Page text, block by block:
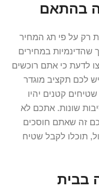
בהתאם
רק על פי תג המחיר
שהדינמיות במחירים
לדעת כי אתם רוכשים
לכם תקציב מוגדר
קטנים יהיו
שונות. אתכם לא
זה שאתם חוסכים
תוכלו לקבל שטיח
בבית